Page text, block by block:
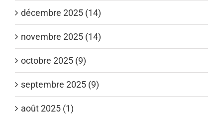
décembre 2025 (14)
novembre 2025 (14)
octobre 2025 (9)
septembre 2025 (9)
août 2025 (1)